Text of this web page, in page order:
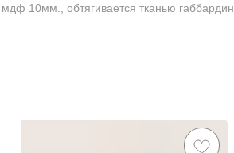
10мм., обтягивается тканью габбардин.